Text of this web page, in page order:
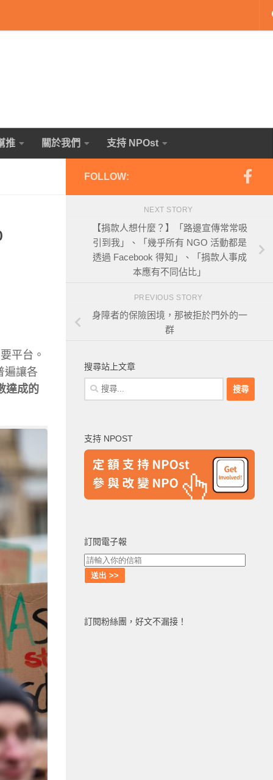
推 關於我們 支持 NPOst
平台。
遍讓各
達成的
FOLLOW:
NEXT STORY
【捐款人想什麼？】「路邊宣傳常常吸
引到我」、「幾乎所有 NGO 活動都是
透過 Facebook 得知」、「捐款人事成
本應有不同佔比」
PREVIOUS STORY
身障者的保險困境，那被拒於門外的一
群
搜尋站上文章
搜
尋
字:
支持 NPOST
訂閱電子報
訂閱粉絲團，好文不漏接！